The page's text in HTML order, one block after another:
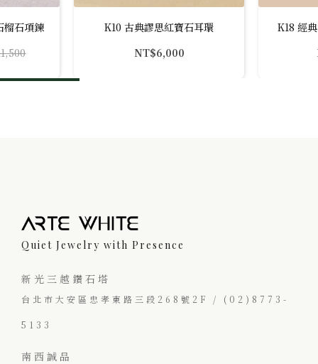
榴石項鍊
K10 古典謬思紅寶石耳環
NT$6,000
K18 經
Quiet Jewelry with Presence
新光三越鑽石塔
台北市大安區忠孝東路三段268號2F / (02)8773-
5133
南西誠品